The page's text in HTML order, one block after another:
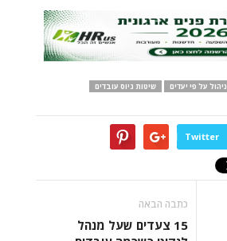
ניהול על פי יעדים
שיטות גיוס עובדים
Twitter
כתבה הבאה
15 צעדים שעל מנהל